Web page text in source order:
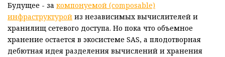
Будущее - за компонуемой (composable)
инфраструктурой из независимых вычислителей и
хранилищ сетевого доступа. Но пока что объемное
хранение остается в экосистеме SAS, а плодотворная
дебютная идея разделения вычислений и хранения